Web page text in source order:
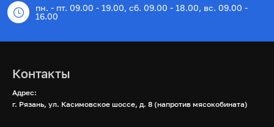
пн. - пт. 09.00 - 19.00, сб. 09.00 - 18.00, вс. 09.00 -
16.00
Контакты
Адрес:
г. Рязань, ул. Касимовское шоссе, д. 8 (напротив мясокобината)